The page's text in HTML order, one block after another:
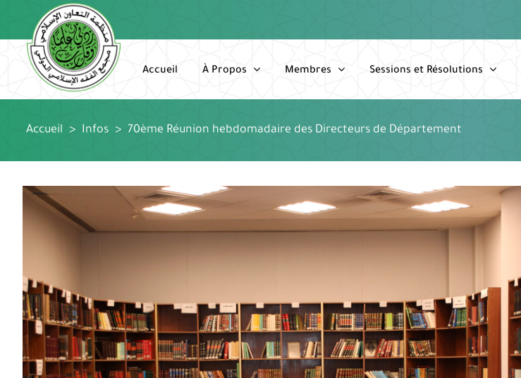
contenu
Accueil À Propos Membres Sessions et Résolutions
Accueil > Infos > 70ème Réunion hebdomadaire des Directeurs de Département